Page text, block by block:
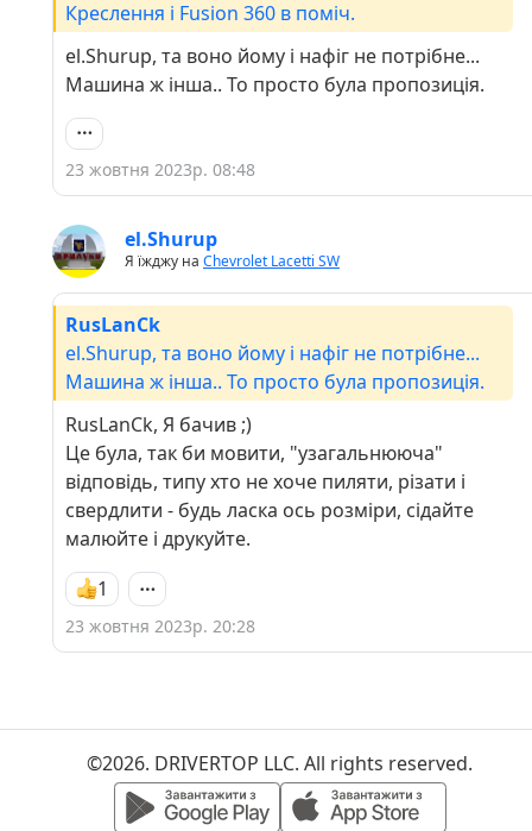
Креслення і Fusion 360 в поміч.
el.Shurup, та воно йому і нафіг не потрібне...
Машина ж інша.. То просто була пропозиція.
23 жовтня 2023р. 08:48
el.Shurup
Я їжджу на Chevrolet Lacetti SW
RusLanCk
el.Shurup, та воно йому і нафіг не потрібне...
Машина ж інша.. То просто була пропозиція.
RusLanCk, Я бачив ;)
Це була, так би мовити, "узагальнююча"
відповідь, типу хто не хоче пиляти, різати і
свердлити - будь ласка ось розміри, сідайте
малюйте і друкуйте.
1
23 жовтня 2023р. 20:28
©2026. DRIVERTOP LLC. All rights reserved.